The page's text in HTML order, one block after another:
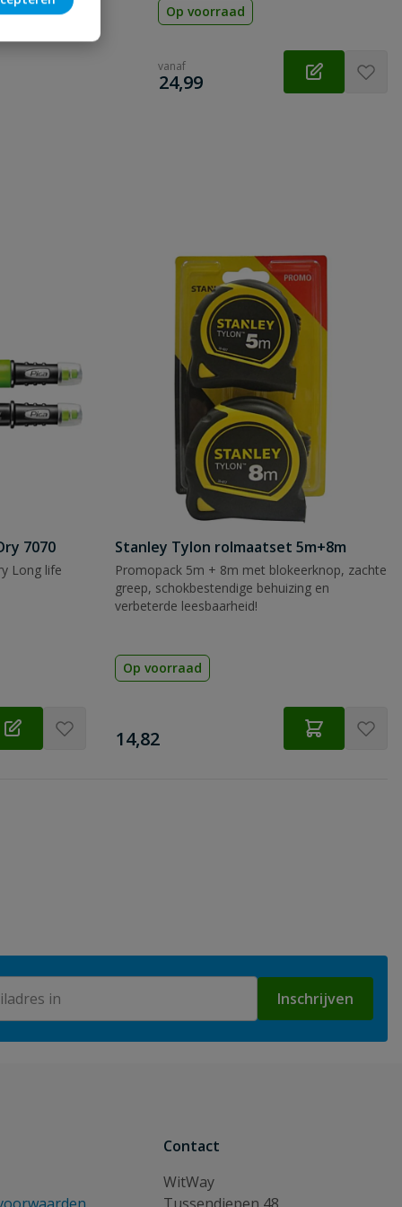
Op voorraad
vanaf
€
24,99
7070
Long life
Stanley Tylon rolmaatset 5m+8m
Promopack 5m + 8m met blokeerknop, zachte
greep, schokbestendige behuizing en
verbeterde leesbaarheid!
Op voorraad
€
14,82
Inschrijven
Contact
WitWay